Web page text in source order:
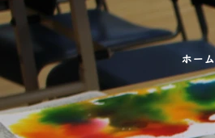
ホーム